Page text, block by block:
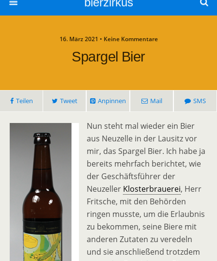
16. März 2021 • Keine Kommentare
Spargel Bier
Teilen Tweet Anpinnen Mail SMS
Nun steht mal wieder ein Bier
aus Neuzelle in der Lausitz vor
mir, das Spargel Bier. Ich habe ja
bereits mehrfach berichtet, wie
der Geschäftsführer der
Neuzeller Klosterbrauerei, Herr
Fritsche, mit den Behörden
ringen musste, um die Erlaubnis
zu bekommen, seine Biere mit
anderen Zutaten zu veredeln
und sie anschließend trotzdem